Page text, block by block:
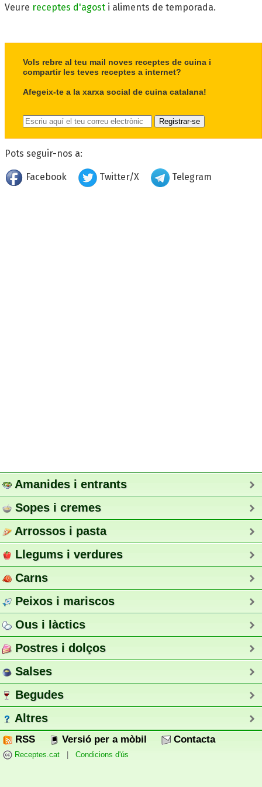
Veure receptes d'agost i aliments de temporada.
Vols rebre al teu mail noves receptes de cuina i
compartir les teves receptes a internet?
Afegeix-te a la xarxa social de cuina catalana!
Pots seguir-nos a:
Facebook Twitter/X Telegram
Amanides i entrants
Sopes i cremes
Arrossos i pasta
Llegums i verdures
Carns
Peixos i mariscos
Ous i làctics
Postres i dolços
Salses
Begudes
Altres
RSS Versió per a mòbil Contacta
Receptes.cat Condicions d'ús